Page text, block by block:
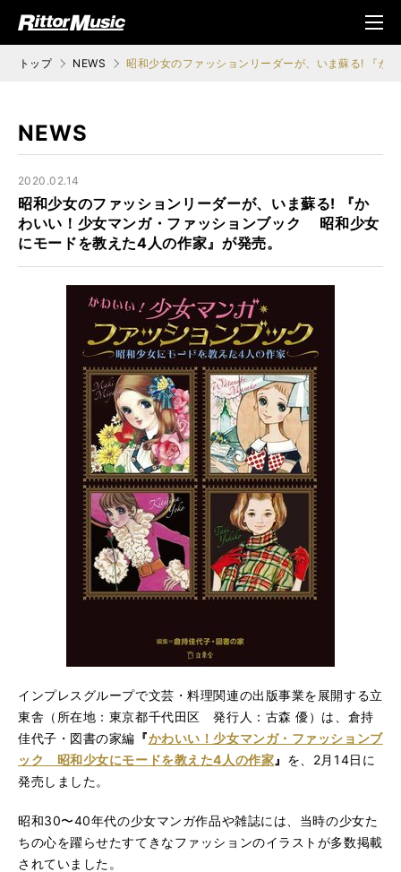
ジック (Rittor Musi
メニ
ュ
トップ NEWS 昭和少女のファッションリーダーが、いま蘇る! 『
NEWS
2020.02.14
昭和少女のファッションリーダーが、いま蘇る! 『か
わいい！少女マンガ・ファッションブック 昭和少女
にモードを教えた4人の作家』が発売。
インプレスグループで文芸・料理関連の出版事業を展開する立
東舎（所在地：東京都千代田区 発行人：古森 優）は、倉持
佳代子・図書の家編 『かわいい！少女マンガ・ファッションブ
ック 昭和少女にモードを教えた4人の作家』 を、2月14日に
発売しました。
昭和30〜40年代の少女マンガ作品や雑誌には、当時の少女た
ちの心を躍らせたすてきなファッションのイラストが多数掲載
されていました。